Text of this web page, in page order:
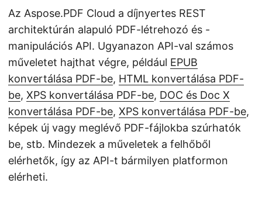
Az Aspose.PDF Cloud a díjnyertes REST
architektúrán alapuló PDF-létrehozó és -
manipulációs API. Ugyanazon API-val számos
műveletet hajthat végre, például EPUB
konvertálása PDF-be, HTML konvertálása PDF-
be, XPS konvertálása PDF-be, DOC és Doc X
konvertálása PDF-be, XPS konvertálása PDF-be,
képek új vagy meglévő PDF-fájlokba szúrhatók
be, stb. Mindezek a műveletek a felhőből
elérhetők, így az API-t bármilyen platformon
elérheti.